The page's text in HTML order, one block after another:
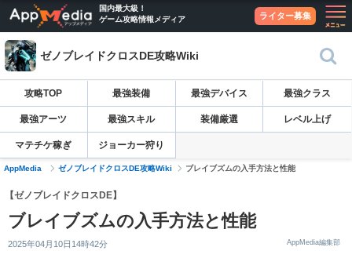
国内最大級！
ゲーム攻略情報メディア
ライター募集
ゼノブレイドクロスDE攻略Wiki
攻略TOP 最強装備 最強デバイス 最強クラス
最強アーツ 最強スキル 装備厳選 レベル上げ
マテチケ稼ぎ ジョーカー狩り
AppMedia ゼノブレイドクロスDE攻略Wiki ブレイブズムの入手方法と性能
【ゼノブレイドクロスDE】
ブレイブズムの入手方法と性能
2025年04月10日14時42分 AppMedia編集部